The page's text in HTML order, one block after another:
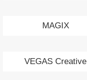
MAGIX
VEGAS Creative